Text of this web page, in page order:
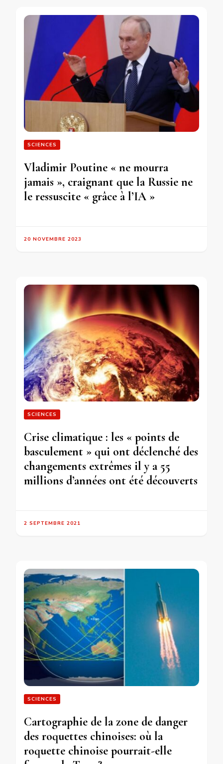
SCIENCES
Vladimir Poutine « ne mourra
jamais », craignant que la Russie ne
le ressuscite « grâce à l’IA »
20 NOVEMBRE 2023
SCIENCES
Crise climatique : les « points de
basculement » qui ont déclenché des
changements extrêmes il y a 55
millions d’années ont été découverts
2 SEPTEMBRE 2021
SCIENCES
Cartographie de la zone de danger
des roquettes chinoises: où la
roquette chinoise pourrait-elle